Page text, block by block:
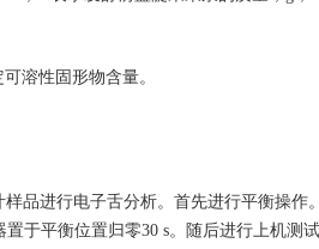
溶性固形物含量。
品进行电子舌分析。首先进行平衡操
置于平衡位置归零30 s。随后进行上机